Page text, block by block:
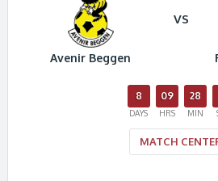
Avenir Beggen
VS
8
DAYS
09
HRS
28
MIN
MATCH